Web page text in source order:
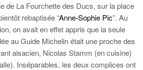
de La Fourchette des Ducs, sur la place
rebaptisée “Anne-Sophie Pic”. Au
on avait en effet appris que la seule
au Guide Michelin était une proche des
alsacien, Nicolas Stamm (en cuisine)
Inséparables, les deux complices ont